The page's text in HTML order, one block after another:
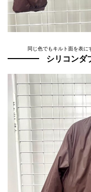
同じ色でもキルト面を表に
シリコンダ